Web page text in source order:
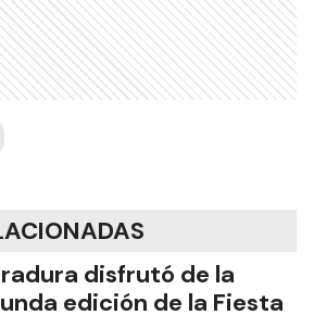
disfrutó de la
edición de la Fiesta